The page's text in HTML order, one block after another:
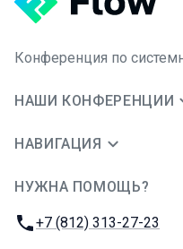
Конференция по
НАШИ КОНФЕРЕНЦИИ
НАВИГАЦИЯ
НУЖНА ПОМОЩЬ?
Телефон:
+7 (812) 313-27-23